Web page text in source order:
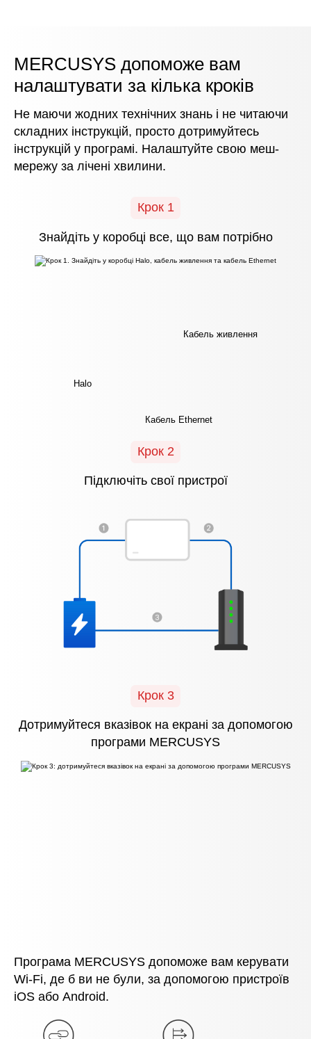
MERCUSYS допоможе вам
налаштувати за кілька кроків
Не маючи жодних технічних знань і не читаючи
складних інструкцій, просто дотримуйтесь
інструкцій у програмі. Налаштуйте свою меш-
мережу за лічені хвилини.
Крок 1
Знайдіть у коробці все, що вам потрібно
Halo
Кабель живлення
Кабель Ethernet
Крок 2
Підключіть свої пристрої
Крок 3
Дотримуйтеся вказівок на екрані за допомогою
програми MERCUSYS
Програма MERCUSYS допоможе вам керувати
Wi-Fi, де б ви не були, за допомогою пристроїв
iOS або Android.